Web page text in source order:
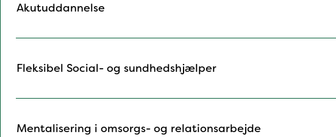
Akutuddannelse
Fleksibel Social- og sundhedshjælper
Mentalisering i omsorgs- og relationsarbejde